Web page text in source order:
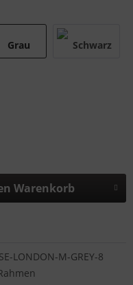
Warenkorb
LONDON-M-GREY-8